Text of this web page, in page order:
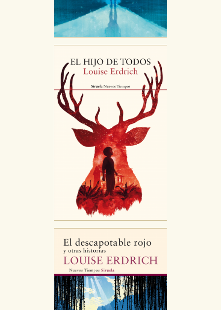
CONFIGURACIÓN DE COOKIES
HABILITAR TODO RECHAZAR TODO
Cookies necesarias
Estas cookies son necesarias para que nuestro sitio
web funcione y no es posible deshabilitarlas desde
nuestro sistema. Es posible hacerlo desde el
navegador, pero en ese caso es posible que algunas
áreas de nuestra web dejen de funcionar
Cookies de rendimiento y analíticas
Estas cookies se utilizan para mejorar su experiencia
de navegación y optimizar el funcionamiento de
nuestro sitio web. Almacenan configuraciones de
servicios para que no tenga que reconfigurarlos cada
vez que nos visita. La información es agregada y, por lo
tanto, es anónima.
Cookies de publicidad y redes sociales
publicitarios y se utilizan para mostrar publicidad
relevante para sus intereses en otros sitios. No
almacenan directamente información personal sino
que se basan en la identificación única de su
navegador y dispositivo de internet.
GUARDAR CONFIGURACIÓN